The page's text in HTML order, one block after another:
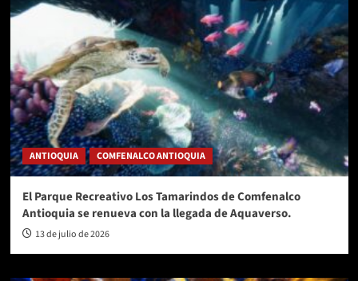
ANTIOQUIA COMFENALCO ANTIOQUIA
El Parque Recreativo Los Tamarindos de Comfenalco
Antioquia se renueva con la llegada de Aquaverso.
13 de julio de 2026